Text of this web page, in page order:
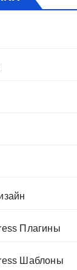
Плагины
Шаблоны